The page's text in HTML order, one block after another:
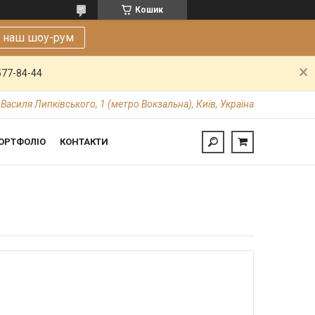
Кошик
наш шоу-рум
84-44
Липківського, 1 (метро Вокзальна), Київ, Україна
КОНТАКТИ